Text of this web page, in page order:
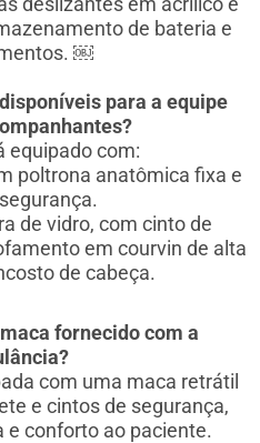
de bateria e
￼
para a equipe
equipado com:
poltrona anatômica fixa e
de vidro, com cinto de
em courvin de alta
de cabeça.
fornecido com a
com uma maca retrátil
e cintos de segurança,
e conforto ao paciente.